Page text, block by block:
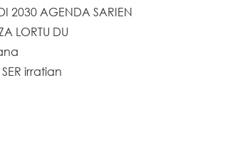
2030 AGENDA SARIEN
LORTU DU
irratian